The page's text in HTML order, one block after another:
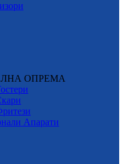
ОПРЕМА
Апарати